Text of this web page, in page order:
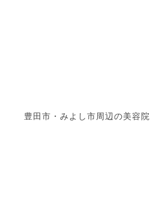
豊田市・みよし市周辺の美容